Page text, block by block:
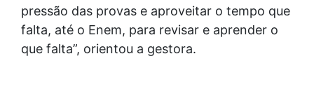
pressão das provas e aproveitar o tempo que
falta, até o Enem, para revisar e aprender o
que falta”, orientou a gestora.